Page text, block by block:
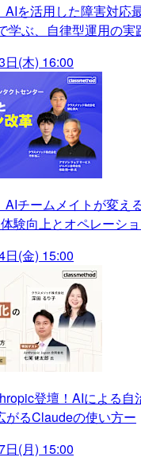
AIを活用した障害対応
学ぶ、自律型運用の実
(木) 16:00
AIチームメイトが変え
験向上とオペレーシ
(金) 15:00
登壇！AIによる
がるClaudeの使い方ー
(月) 15:00